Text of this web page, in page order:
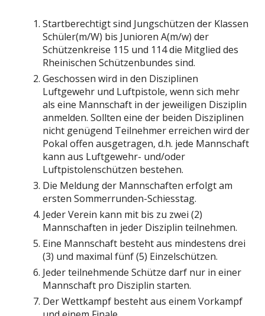
Startberechtigt sind Jungschützen der Klassen
Schüler(m/W) bis Junioren A(m/w) der
Schützenkreise 115 und 114 die Mitglied des
Rheinischen Schützenbundes sind.
Geschossen wird in den Disziplinen
Luftgewehr und Luftpistole, wenn sich mehr
als eine Mannschaft in der jeweiligen Disziplin
anmelden. Sollten eine der beiden Disziplinen
nicht genügend Teilnehmer erreichen wird der
Pokal offen ausgetragen, d.h. jede Mannschaft
kann aus Luftgewehr- und/oder
Luftpistolenschützen bestehen.
Die Meldung der Mannschaften erfolgt am
ersten Sommerrunden-Schiesstag.
Jeder Verein kann mit bis zu zwei (2)
Mannschaften in jeder Disziplin teilnehmen.
Eine Mannschaft besteht aus mindestens drei
(3) und maximal fünf (5) Einzelschützen.
Jeder teilnehmende Schütze darf nur in einer
Mannschaft pro Disziplin starten.
Der Wettkampf besteht aus einem Vorkampf